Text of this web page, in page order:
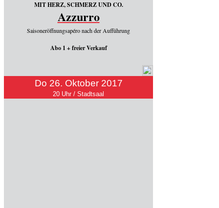
MIT HERZ, SCHMERZ UND CO.
Azzurro
Saisoneröffnungsapéro nach der Aufführung
Abo 1 + freier Verkauf
Do 26. Oktober 2017
20 Uhr / Stadtsaal